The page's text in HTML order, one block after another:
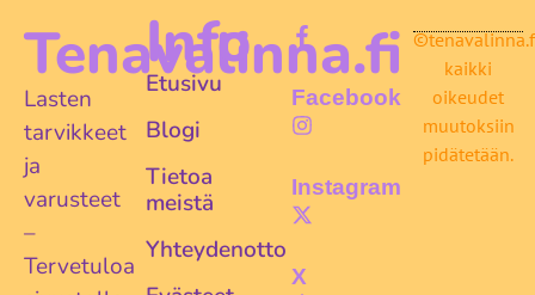
Tenavalinna.fi
Lasten
tarvikkeet
ja
varusteet
–
Tervetuloa
Info
Etusivu
Blogi
Tietoa
meistä
Yhteydenotto
Facebook
Instagram
X
kaikki
oikeudet
muutoksiin
pidätetään.